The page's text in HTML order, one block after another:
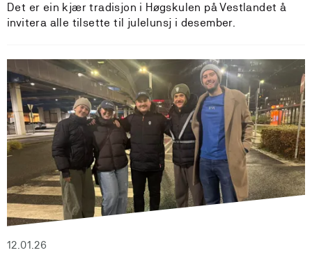
Det er ein kjær tradisjon i Høgskulen på Vestlandet å
invitera alle tilsette til julelunsj i desember.
12.01.26